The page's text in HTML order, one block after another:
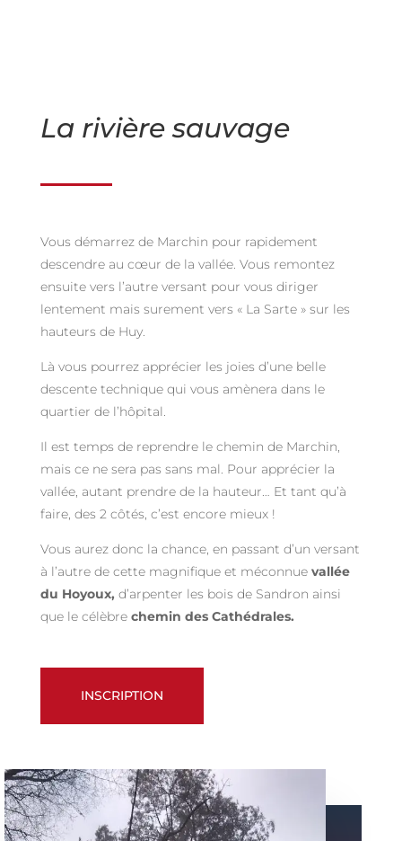
La rivière sauvage
Vous démarrez de Marchin pour rapidement
descendre au cœur de la vallée. Vous remontez
ensuite vers l’autre versant pour vous diriger
lentement mais surement vers « La Sarte » sur les
hauteurs de Huy.
Là vous pourrez apprécier les joies d’une belle
descente technique qui vous amènera dans le
quartier de l’hôpital.
Il est temps de reprendre le chemin de Marchin,
mais ce ne sera pas sans mal. Pour apprécier la
vallée, autant prendre de la hauteur… Et tant qu’à
faire, des 2 côtés, c’est encore mieux !
Vous aurez donc la chance, en passant d’un versant
à l’autre de cette magnifique et méconnue vallée
du Hoyoux, d’arpenter les bois de Sandron ainsi
que le célèbre chemin des Cathédrales.
INSCRIPTION